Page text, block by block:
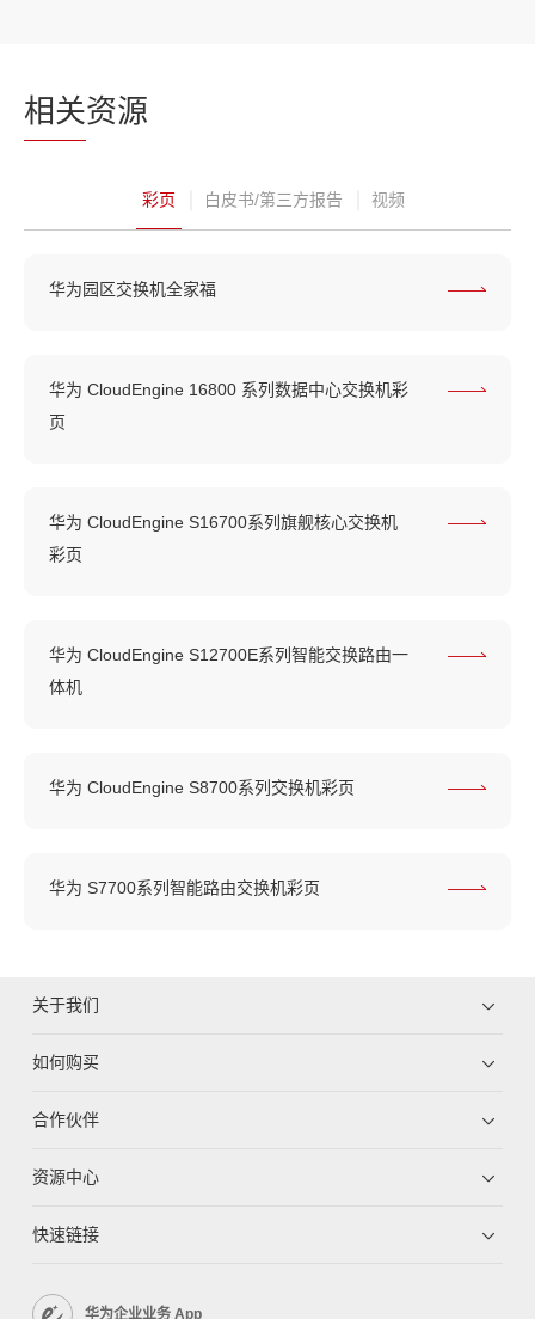
相关资源
彩页 白皮书/第三方报告 视频
华为园区交换机全家福
华为 CloudEngine 16800 系列数据中心交换机彩
页
华为 CloudEngine S16700系列旗舰核心交换机
彩页
华为 CloudEngine S12700E系列智能交换路由一
体机
华为 CloudEngine S8700系列交换机彩页
华为 S7700系列智能路由交换机彩页
关于我们
如何购买
合作伙伴
资源中心
快速链接
华为企业业务 App